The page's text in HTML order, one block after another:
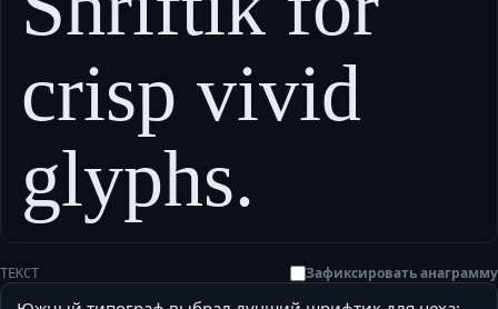
crisp vivid
glyphs.
ТЕКСТ Зафиксировать анаграмму